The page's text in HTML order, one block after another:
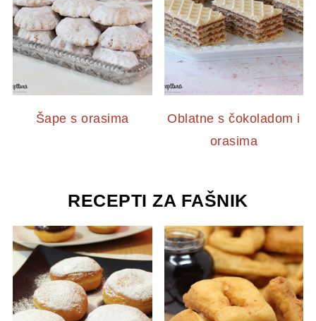
Šape s orasima
Oblatne s čokoladom i
orasima
RECEPTI ZA FAŠNIK